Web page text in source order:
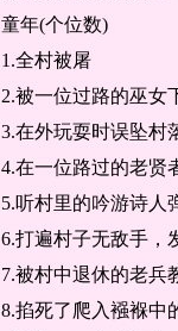
童年(个位数)
1.全村被屠
2.被一位过路的巫女
3.在外玩耍时误坠村
4.在一位路过的老贤
5.听村里的吟游诗人
6.打遍村子无敌手，
7.被村中退休的老兵
8.掐死了爬入襁褓中